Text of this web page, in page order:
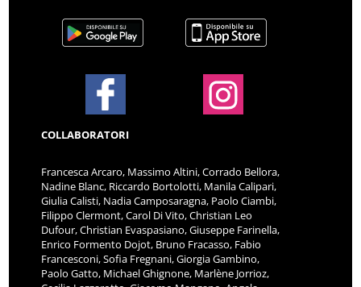
COLLABORATORI
Francesca Arcaro, Massimo Altini, Corrado Bellora,
Nadine Blanc, Riccardo Bortolotti, Manila Calipari,
Giulia Calisti, Nadia Camposaragna, Paolo Ciambi,
Filippo Clermont, Carol Di Vito, Christian Leo
Dufour, Christian Evaspasiano, Giuseppe Farinella,
Enrico Formento Dojot, Bruno Fracasso, Fabio
Francesconi, Sofia Fregnani, Giorgia Gambino,
Paolo Gatto, Michael Ghignone, Marlène Jorrioz,